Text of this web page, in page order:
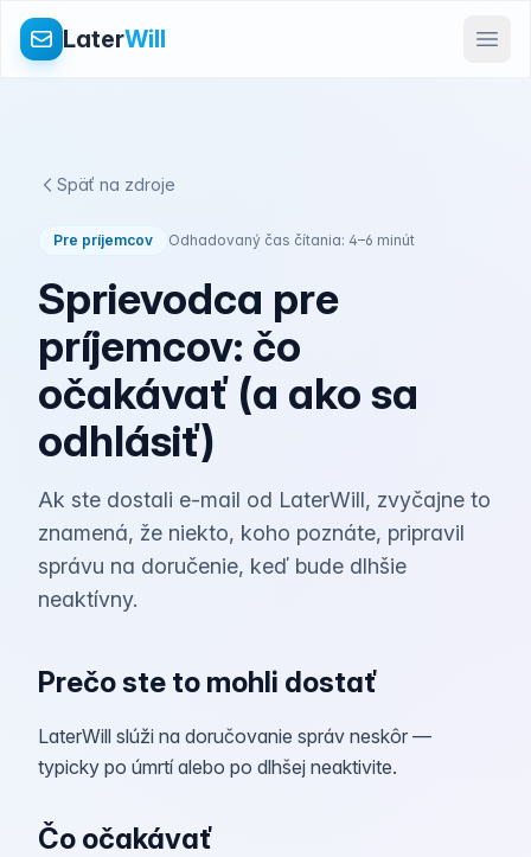
LaterWill
Späť na zdroje
Pre príjemcov Odhadovaný čas čítania: 4–6 minút
Sprievodca pre
príjemcov: čo
očakávať (a ako sa
odhlásiť)
Ak ste dostali e‑mail od LaterWill, zvyčajne to
znamená, že niekto, koho poznáte, pripravil
správu na doručenie, keď bude dlhšie
neaktívny.
Prečo ste to mohli dostať
LaterWill slúži na doručovanie správ neskôr —
typicky po úmrtí alebo po dlhšej neaktivite.
Čo očakávať